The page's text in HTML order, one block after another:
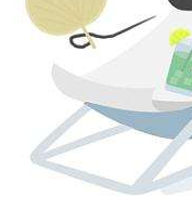
新闻中心 关于江河
热门搜索关键词： 锅炉燃烧器
当前位置：尊龙凯时入
来源：江苏江河机械 浏